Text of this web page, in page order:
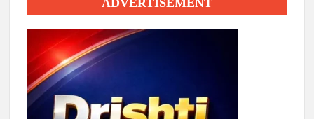
ADVERTISEMENT